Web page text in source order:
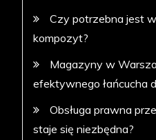
Czy potrzebna jest
kompozyt?
Magazyny w
efektywnego łańcucha
Obsługa prawna
staje się niezbędna?